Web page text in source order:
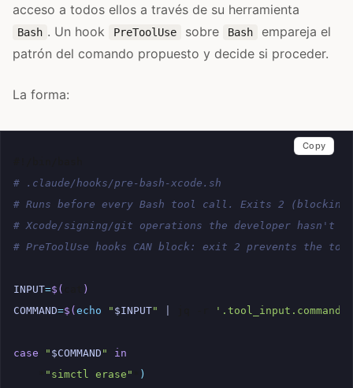
acceso a todos ellos a través de su herramienta
Bash . Un hook PreToolUse sobre Bash
empareja el
patrón del comando propuesto y decide si proceder.
La forma:
# .claude/hooks/pre-bash-xcode.sh
# Runs before every Bash tool call. Exits 2
# Xcode/signing/git operations the developer hasn't
# PreToolUse hooks CAN block: exit 2 prevents the
INPUT=$(
)
COMMAND=$( echo " $INPUT" '.tool_input.command
case " $COMMAND "
in
"simctl erase"
)
Copy